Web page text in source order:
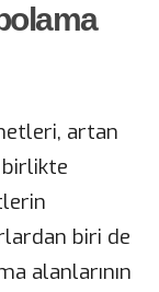
artan
birlikte
biri de
alanlarının